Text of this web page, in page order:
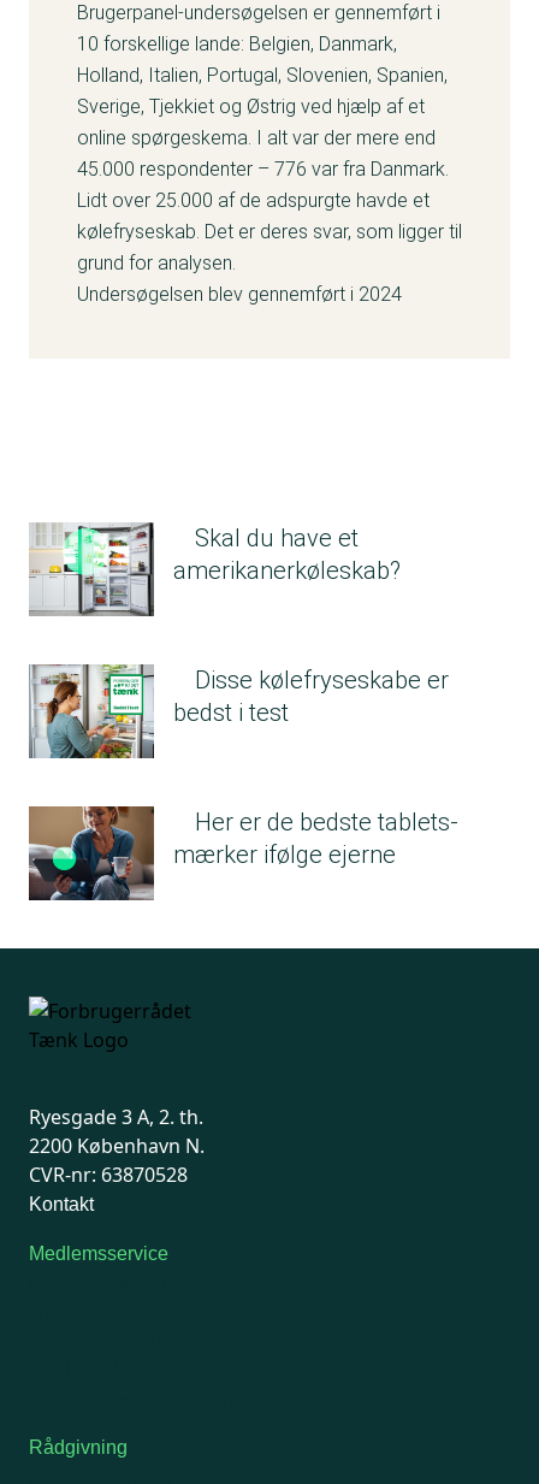
Brugerpanel-undersøgelsen er gennemført i
10 forskellige lande: Belgien, Danmark,
Holland, Italien, Portugal, Slovenien, Spanien,
Sverige, Tjekkiet og Østrig ved hjælp af et
online spørgeskema. I alt var der mere end
45.000 respondenter – 776 var fra Danmark.
Lidt over 25.000 af de adspurgte havde et
kølefryseskab. Det er deres svar, som ligger til
grund for analysen.
Undersøgelsen blev gennemført i 2024
Skal du have et
amerikanerkøleskab?
Disse kølefryseskabe er
bedst i test
Her er de bedste tablets-
mærker ifølge ejerne
Ryesgade 3 A, 2. th.
2200 København N.
CVR-nr: 63870528
Kontakt
Medlemsservice
Rådgivning